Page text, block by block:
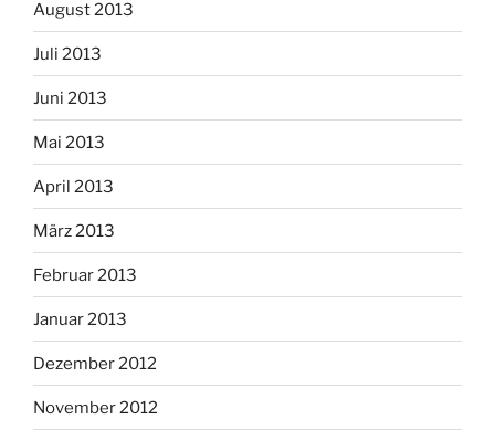
August 2013
Juli 2013
Juni 2013
Mai 2013
April 2013
März 2013
Februar 2013
Januar 2013
Dezember 2012
November 2012